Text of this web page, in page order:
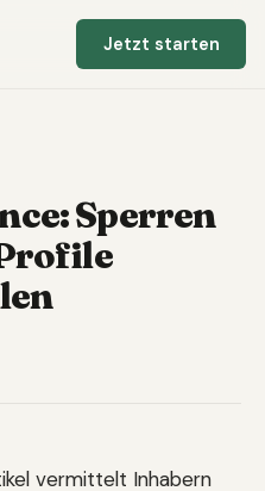
Jetzt starten
Sperren
vermittelt Inhabern